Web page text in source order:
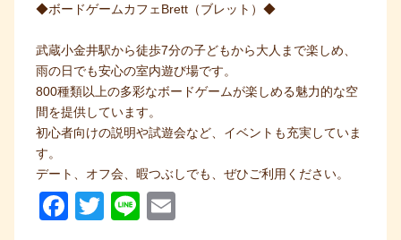
◆ボードゲームカフェBrett（ブレット）◆
武蔵小金井駅から徒歩7分の子どもから大人まで楽しめ、
雨の日でも安心の室内遊び場です。
800種類以上の多彩なボードゲームが楽しめる魅力的な空
間を提供しています。
初心者向けの説明や試遊会など、イベントも充実していま
す。
デート、オフ会、暇つぶしでも、ぜひご利用ください。
F
T
Li